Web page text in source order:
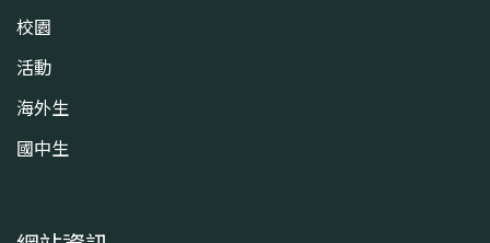
校園
活動
海外生
國中生